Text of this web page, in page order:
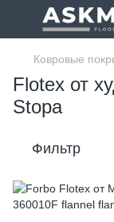
Ковровые
Flotex от
Stopa
Фильтр